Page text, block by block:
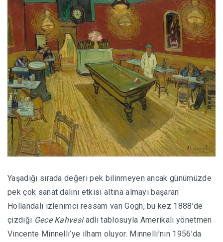
Yaşadığı sırada değeri pek bilinmeyen ancak günümüzde
pek çok sanat dalını etkisi altına almayı başaran
Hollandalı izlenimci ressam van Gogh, bu kez 1888’de
çizdiği Gece Kahvesiadlı tablosuyla Amerikalı yönetmen
Vincente Minnelli’ye ilham oluyor. Minnelli’nin 1956’da